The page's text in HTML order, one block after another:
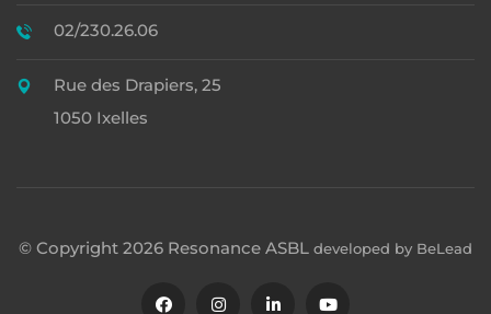
02/230.26.06
Rue des Drapiers, 25
1050 Ixelles
© Copyright 2026 Resonance ASBL developed by BeLead